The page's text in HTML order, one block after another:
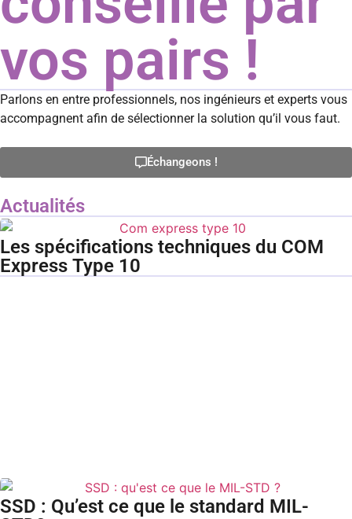
vos pairs !
Parlons en entre professionnels, nos ingénieurs et experts vous
accompagnent afin de sélectionner la solution qu’il vous faut.
Échangeons !
Actualités
Les spécifications techniques du COM
Express Type 10
SSD : Qu’est ce que le standard MIL-